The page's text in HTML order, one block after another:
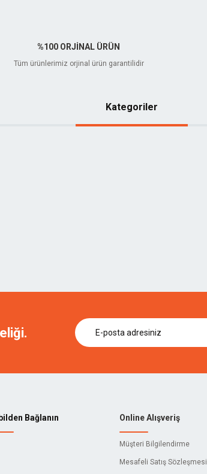
%100 ORJİNAL ÜRÜN
Tüm ürünlerimiz orjinal ürün garantilidir
Kategoriler
Bağlanın Online Alışveriş
Müşteri Bilgilendirme
Mesafeli Satış Sözleşmesi